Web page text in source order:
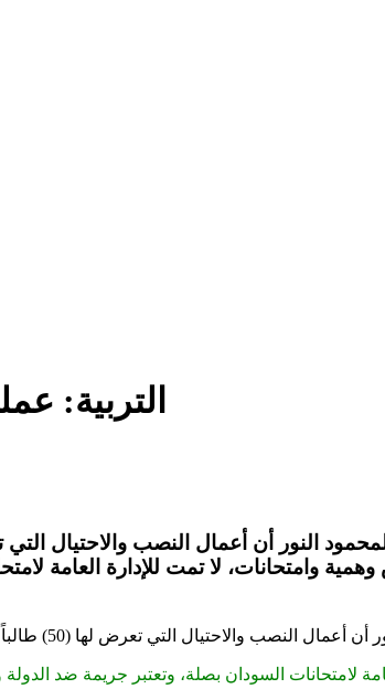
التربية:
وهمية وامتحانات، لا تمت للإدارة العامة
بإحدى مدارس محلية جبل أولياء الخاصة بالتزامن مع امتحانات الشهادة السودانية..
لامتحانات السودان بصلة، وتعتبر جريمة ضد